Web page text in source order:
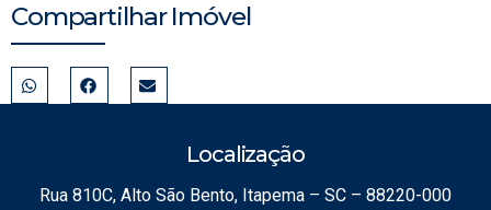
Compartilhar Imóvel
Localização
Rua 810C, Alto São Bento, Itapema – SC – 88220-000